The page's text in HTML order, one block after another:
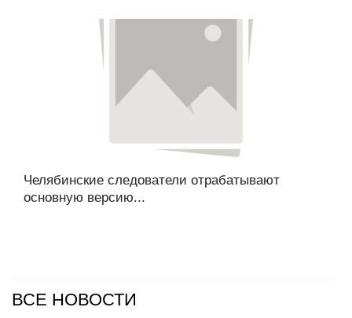
Челябинские следователи отрабатывают
основную версию...
ВСЕ НОВОСТИ